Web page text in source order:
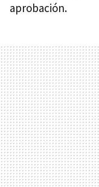
aprobación.